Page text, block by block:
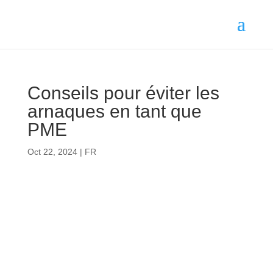
Conseils pour éviter les
arnaques en tant que
PME
Oct 22, 2024| FR